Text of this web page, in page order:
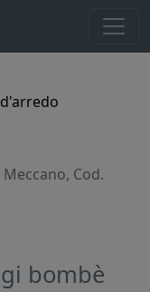
Cod.
bombè